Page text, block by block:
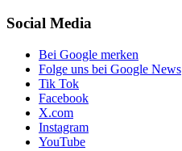
Social Media
Bei Google merken
Folge uns bei Google News
Tik Tok
Facebook
X.com
Instagram
YouTube